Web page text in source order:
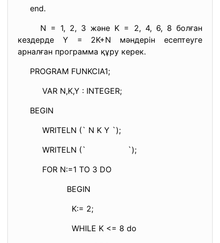
end.
N = 1, 2, 3 және K = 2, 4, 6, 8 болған
кездерде Y = 2K+N мәндерін есептеуге
арналған программа құру керек.
PROGRAM FUNKCIA1;
VAR N,K,Y : INTEGER;
BEGIN
WRITELN (` N K Y `);
WRITELN (` `);
FOR N:=1 TO 3 DO
BEGIN
K:= 2;
WHILE K <= 8 do